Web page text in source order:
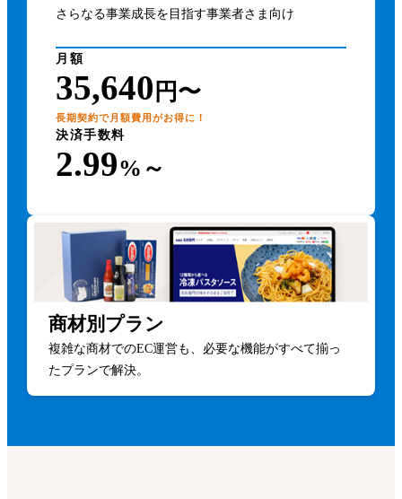
さらなる事業成長を目指す事業者さま向け
月額
35,640 円〜
長期契約で月額費用がお得に！
決済手数料
2.99%～
商材別プラン
複雑な商材でのEC運営も、必要な機能がすべて揃っ
たプランで解決。